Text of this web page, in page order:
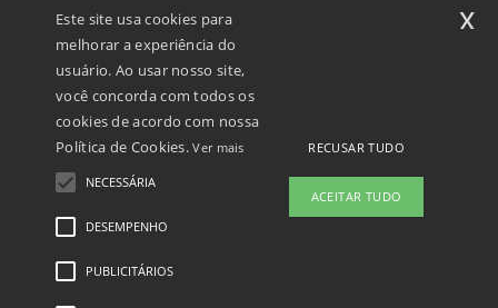
Enviamos com
Menções Legais-Política de Privacidade
Este site usa cookies para
melhorar a experiência do
usuário. Ao usar nosso site,
você concorda com todos os
cookies de acordo com nossa
Política de Cookies.Ver mais
NECESSÁRIA
DESEMPENHO
PUBLICITÁRIOS
RECUSAR TUDO
ACEITAR TUDO
x